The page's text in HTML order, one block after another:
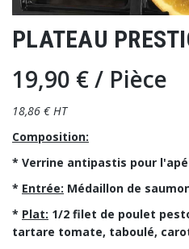
PLATEAU
19,90 €/ Pièce
18,86 € HT
Composition:
* Verrine antipastis pour
* Entrée: Médaillon de
* Plat: 1/2 filet de poulet
tartare tomate, taboulé,